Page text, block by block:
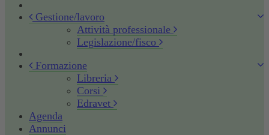
Gestione/lavoro
Attività professionale
Legislazione/fisco
Formazione
Libreria
Corsi
Edravet
Agenda
Annunci